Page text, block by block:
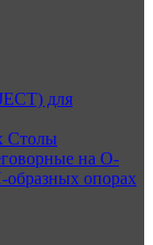
для
Столы
на О-
опорах